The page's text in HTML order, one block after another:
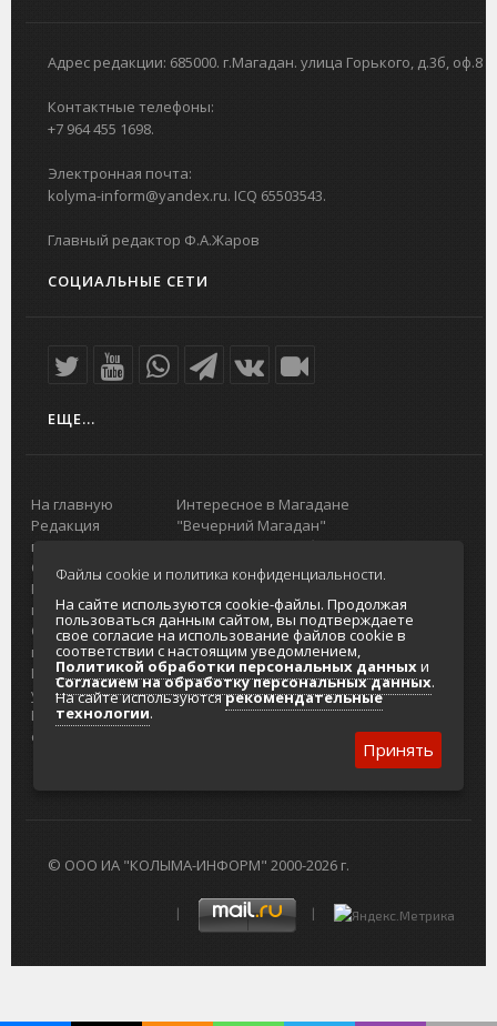
Адрес редакции: 685000. г.Магадан. улица Горького, д.3б, оф.8
Контактные телефоны:
+7 964 455 1698.
Электронная почта:
kolyma-inform@yandex.ru. ICQ 65503543.
Главный редактор Ф.А.Жаров
СОЦИАЛЬНЫЕ СЕТИ
ЕЩЕ...
На главную
Редакция
портала
О проекте
Реклама на
портале
Отзывы и
предложения
Интернет-
услуги
Разработка
сайтов
Интересное в Магадане
"Вечерний Магадан"
Городская доска объявлений
Главный туристический портал
Колымы
Политика в отношении обработки
персональных данных
Согласие на обработку персональных
данных
© ООО ИА "КОЛЫМА-ИНФОРМ" 2000-2026 г.
Файлы cookie и политика конфиденциальности.
На сайте используются cookie-файлы. Продолжая
пользоваться данным сайтом, вы подтверждаете
свое согласие на использование файлов cookie в
соответствии с настоящим уведомлением,
Политикой обработки персональных данныхи
Согласием на обработку персональных данных.
На сайте используютсярекомендательные
технологии.
Принять